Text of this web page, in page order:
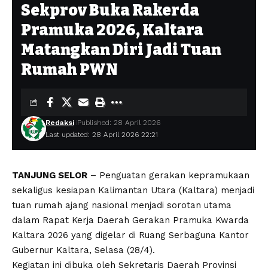
Sekprov Buka Rakerda
Pramuka 2026, Kaltara
Matangkan Diri Jadi Tuan
Rumah PWN
Last updated: 28 April 2026 22:21
Redaksi Published: 28 April 2026
TANJUNG SELOR – Penguatan gerakan kepramukaan
sekaligus kesiapan Kalimantan Utara (Kaltara) menjadi
tuan rumah ajang nasional menjadi sorotan utama
dalam Rapat Kerja Daerah Gerakan Pramuka Kwarda
Kaltara 2026 yang digelar di Ruang Serbaguna Kantor
Gubernur Kaltara, Selasa (28/4).
Kegiatan ini dibuka oleh Sekretaris Daerah Provinsi